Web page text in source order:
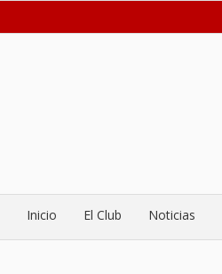
Inicio El Club Noticias